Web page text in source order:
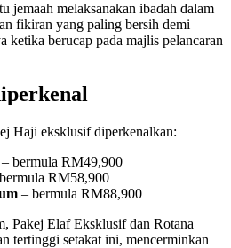
jemaah melaksanakan ibadah dalam
fikiran yang paling bersih demi
ketika berucap pada majlis pelancaran
Haji eksklusif diperkenalkan:
bermula RM49,900
RM58,900
– bermula RM88,900
Pakej Elaf Eksklusif dan Rotana
tertinggi setakat ini, mencerminkan